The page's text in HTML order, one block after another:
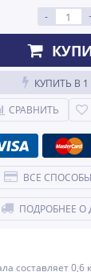
составляет 0,6
-
КУПИТЬ В
СРАВНИТЬ
ВСЕ
ПОДРОБНЕЕ О